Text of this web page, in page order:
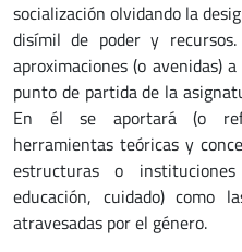
socialización olvidando la
disímil de poder y
aproximaciones (o avenidas)
punto de partida de la
En él se aportará (o
herramientas teóricas y
estructuras o
educación, cuidado) como
atravesadas por el género.